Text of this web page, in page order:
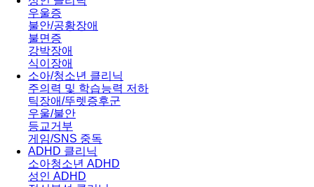
우울증
불안/공황장애
불면증
강박장애
식이장애
소아/청소년 클리닉
주의력 및 학습능력 저하
틱장애/뚜렛증후군
우울/불안
등교거부
게임/SNS 중독
ADHD 클리닉
소아청소년 ADHD
성인 ADHD